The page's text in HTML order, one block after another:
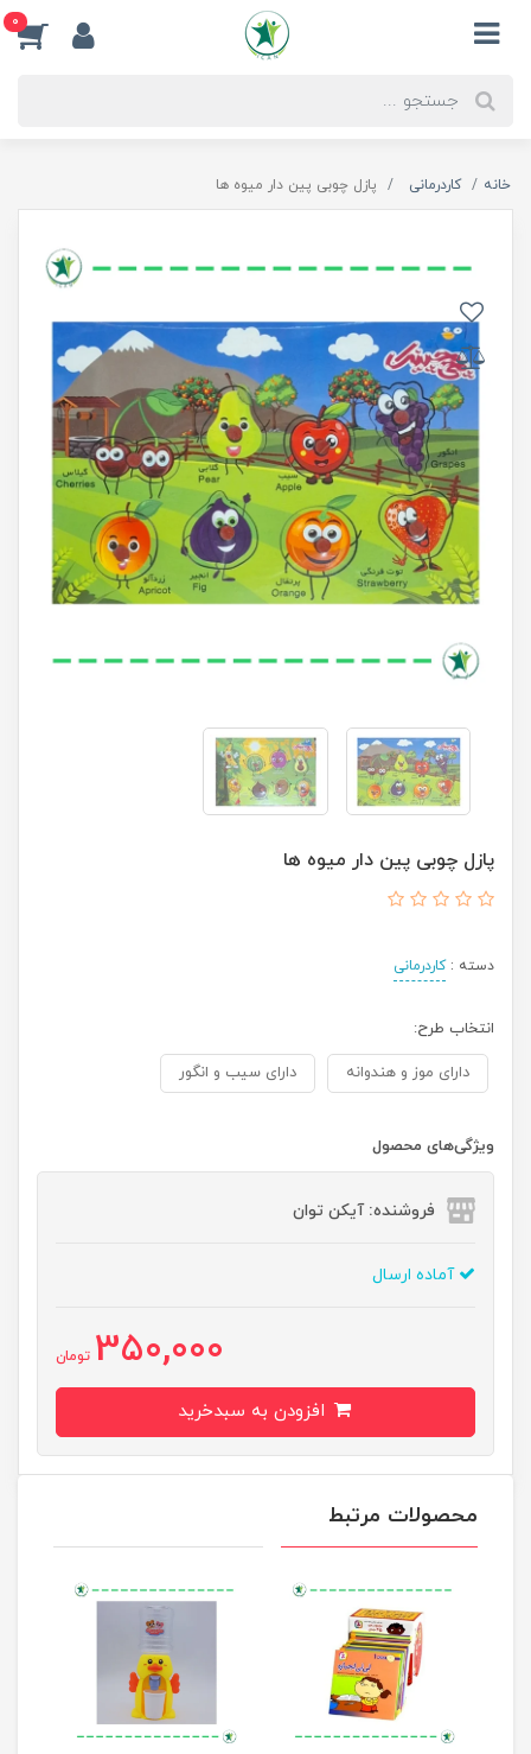
0
خانه کاردرمانی پازل چوبی پین دار میوه ها
پازل چوبی پین دار میوه ها
دسته :کاردرمانی
انتخاب طرح:
دارای موز و هندوانه دارای سیب و انگور
ویژگی‌های محصول
فروشنده: آیکن توان
آماده ارسال
350,000 تومان
محصولات مرتبط